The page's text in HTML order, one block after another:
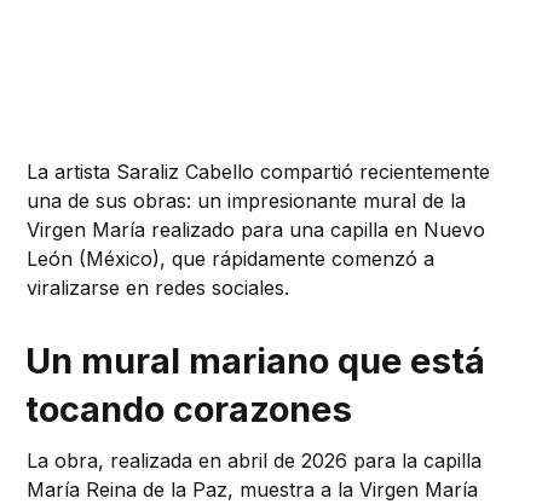
La artista Saraliz Cabello compartió recientemente
una de sus obras: un impresionante mural de la
Virgen María realizado para una capilla en Nuevo
León (México), que rápidamente comenzó a
viralizarse en redes sociales.
Un mural mariano que está
tocando corazones
La obra, realizada en abril de 2026 para la capilla
María Reina de la Paz, muestra a la Virgen María